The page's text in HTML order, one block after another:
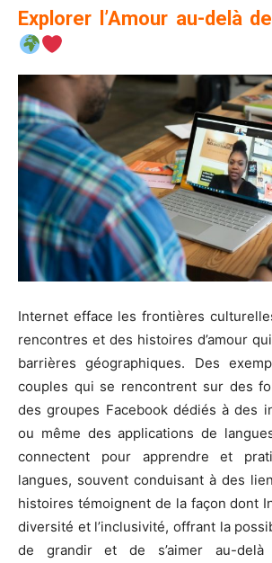
Explorer l’Amour au-delà
Internet efface les frontières
rencontres et des histoires d’amour
barrières géographiques. Des
couples qui se rencontrent sur des
des groupes Facebook dédiés à des
ou même des applications de
connectent pour apprendre et
langues, souvent conduisant à des
histoires témoignent de la façon dont
diversité et l’inclusivité, offrant la
de grandir et de s’aimer au-delà